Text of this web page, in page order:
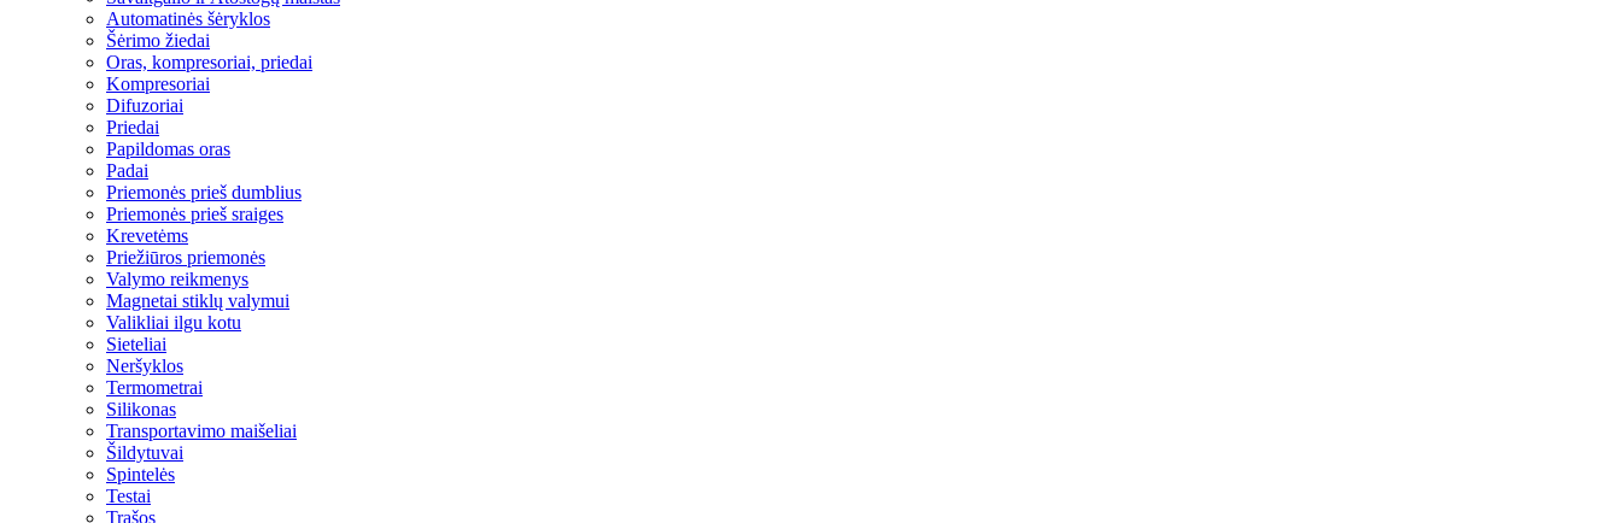
Automatinės šėryklos
Šėrimo žiedai
Oras, kompresoriai, priedai
Kompresoriai
Difuzoriai
Priedai
Papildomas oras
Padai
Priemonės prieš dumblius
Priemonės prieš sraiges
Krevetėms
Priežiūros priemonės
Valymo reikmenys
Magnetai stiklų valymui
Valikliai ilgu kotu
Sieteliai
Neršyklos
Termometrai
Silikonas
Transportavimo maišeliai
Šildytuvai
Spintelės
Testai
Trąšos